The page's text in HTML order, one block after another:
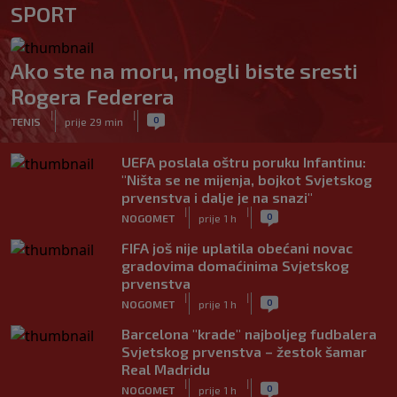
SPORT
Ako ste na moru, mogli biste sresti
Rogera Federera
TENIS
|
prije 29 min
| 0
UEFA poslala oštru poruku Infantinu:
"Ništa se ne mijenja, bojkot Svjetskog
prvenstva i dalje je na snazi"
NOGOMET
|
prije 1 h
| 0
FIFA još nije uplatila obećani novac
gradovima domaćinima Svjetskog
prvenstva
NOGOMET
|
prije 1 h
| 0
Barcelona "krade" najboljeg fudbalera
Svjetskog prvenstva – žestok šamar
Real Madridu
NOGOMET
|
prije 1 h
| 0